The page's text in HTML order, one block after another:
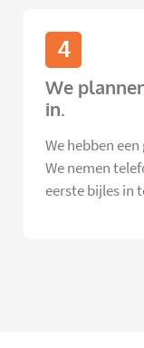
4
We
in.
We hebben
We nemen
eerste bijles in